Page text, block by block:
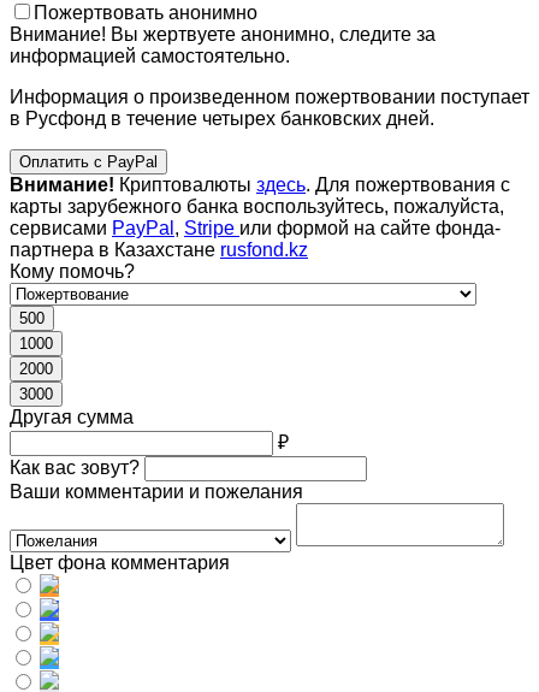
Пожертвовать анонимно
Внимание! Вы жертвуете анонимно, следите за
информацией самостоятельно.
Информация о произведенном пожертвовании поступает
в Русфонд в течение четырех банковских дней.
Оплатить с PayPal
Внимание! Криптовалюты здесь. Для пожертвования с
карты зарубежного банка воспользуйтесь, пожалуйста,
сервисами PayPal , Stripe или формой на сайте фонда-
партнера в Казахстане rusfond.kz
Кому помочь?
500
1000
2000
3000
Другая сумма
₽
Как вас зовут?
Ваши комментарии и пожелания
Цвет фона комментария